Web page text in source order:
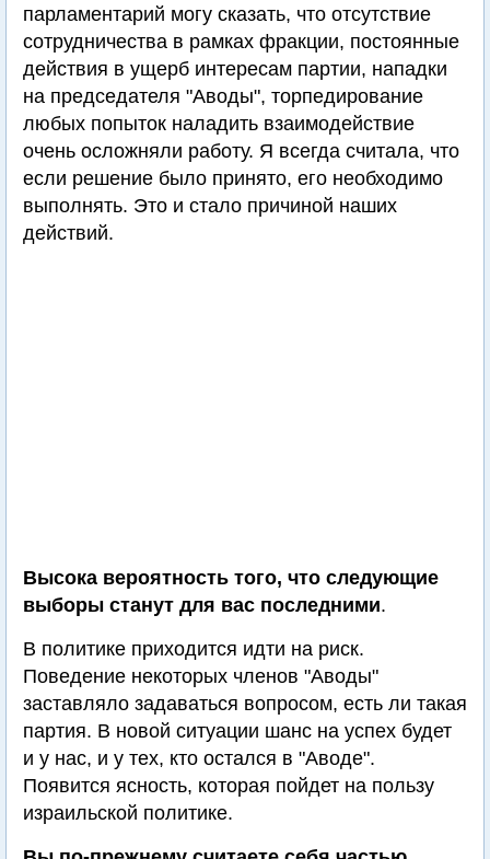
парламентарий могу сказать, что отсутствие
сотрудничества в рамках фракции, постоянные
действия в ущерб интересам партии, нападки
на председателя "Аводы", торпедирование
любых попыток наладить взаимодействие
очень осложняли работу. Я всегда считала, что
если решение было принято, его необходимо
выполнять. Это и стало причиной наших
действий.
Высока вероятность того, что следующие
выборы станут для вас последними.
В политике приходится идти на риск.
Поведение некоторых членов "Аводы"
заставляло задаваться вопросом, есть ли такая
партия. В новой ситуации шанс на успех будет
и у нас, и у тех, кто остался в "Аводе".
Появится ясность, которая пойдет на пользу
израильской политике.